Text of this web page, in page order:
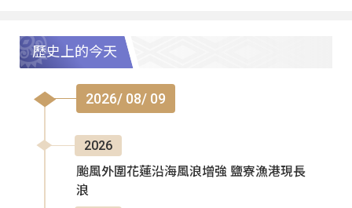
歷史上的今天
2026/ 08/ 09
2026
颱風外圍花蓮沿海風浪增強 鹽寮漁港現長
浪